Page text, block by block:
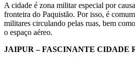
A cidade é zona militar especial por
fronteira do Paquistão. Por isso, é
militares circulando pelas ruas, bem
o espaço aéreo.
JAIPUR – FASCINANTE CIDADE